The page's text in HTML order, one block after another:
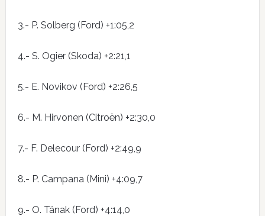
3.- P. Solberg (Ford) +1:05,2
4.- S. Ogier (Skoda) +2:21,1
5.- E. Novikov (Ford) +2:26,5
6.- M. Hirvonen (Citroën) +2:30,0
7.- F. Delecour (Ford) +2:49,9
8.- P. Campana (Mini) +4:09,7
9.- O. Tänak (Ford) +4:14,0